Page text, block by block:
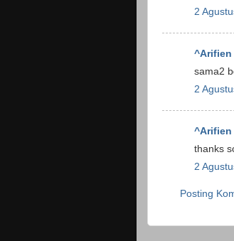
2
^Arifien
sama2
2
^Arifien
thanks
2
Posting